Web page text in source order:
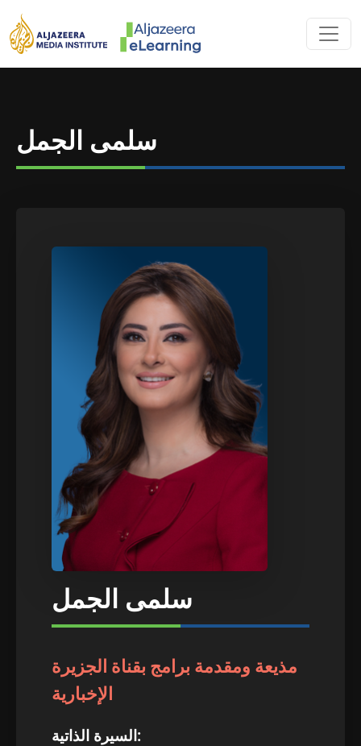
AL JAZEERA
سلمى الجمل
سلمى الجمل
مذيعة ومقدمة برامج بقناة الجزيرة
الإخبارية
السيرة الذاتية: